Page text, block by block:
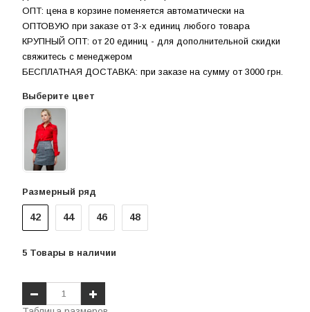
ОПТ: цена в корзине поменяется автоматически на
ОПТОВУЮ при заказе от 3-х единиц любого товара
КРУПНЫЙ ОПТ: от 20 единиц - для дополнительной скидки
свяжитесь с менеджером
БЕСПЛАТНАЯ ДОСТАВКА: при заказе на сумму от 3000 грн.
Выберите цвет
42 44 46 48
5 Товары в наличии